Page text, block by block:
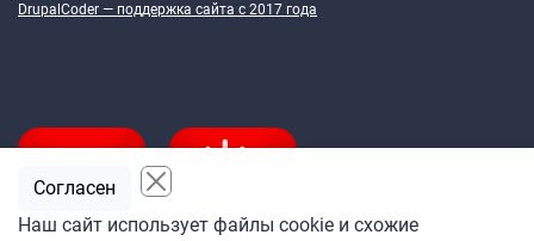
DrupalCoder — поддержка сайта c 2017 года
Наш сайт использует файлы cookie и схожие
Согласен